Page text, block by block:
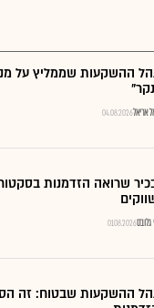
ההשקעות שממליץ על
04.08.2026אריאל
שרואה הזדמנות
01.08.2026גלובס
ההשקעות שבטוח: זה